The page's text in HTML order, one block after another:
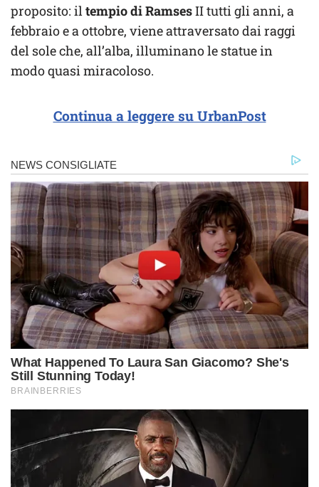
proposito: iltempio di RamsesII tutti gli anni, a
febbraio e a ottobre, viene attraversato dai raggi
del sole che, all’alba, illuminano le statue in
modo quasi miracoloso.
Continua a leggere su UrbanPost